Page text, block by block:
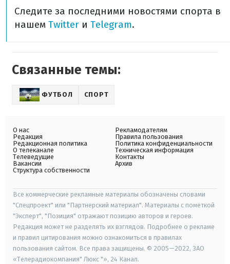
Следите за последними новостями спорта в
нашем Twitter и Telegram.
Связанные темы:
ФУТБОЛ СПОРТ
О нас
Редакция
Редакционная политика
О телеканале
Телеведущие
Вакансии
Структура собственности
Рекламодателям
Правила пользования
Политика конфиденциальности
Техническая информация
Контакты
Архив
Все коммерческие рекламные материалы обозначены словами
"Спецпроект" или "Партнерский материал". Материалы с пометкой
"Эксперт", "Позиция" отражают позицию авторов и героев.
Редакция может не разделять их взглядов. Подробнее о рекламе
и правил цитирования можно ознакомиться в правилах
пользования сайтом. Все права защищены. © 2005—2022, ЗАО
«Телерадиокомпания" Люкс "», 24 Канал.